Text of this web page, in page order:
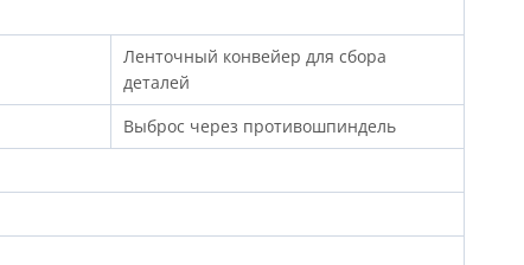
Ленточный конвейер для сбора
деталей
Выброс через противошпиндель